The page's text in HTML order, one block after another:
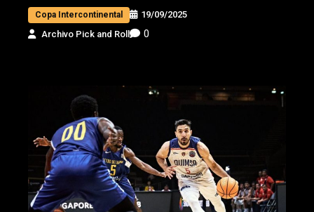
Copa Intercontinental
19/09/2025
Archivo Pick and Roll
0